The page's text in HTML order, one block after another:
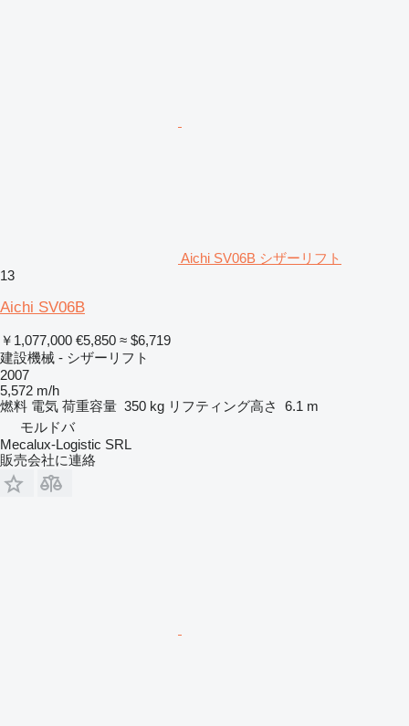
Aichi SV06B シザーリフト
13
Aichi SV06B
￥1,077,000 €5,850 ≈ $6,719
建設機械 - シザーリフト
2007
5,572 m/h
燃料 電気 荷重容量 350 kg リフティング高さ
6.1 m
モルドバ
Mecalux-Logistic SRL
販売会社に連絡